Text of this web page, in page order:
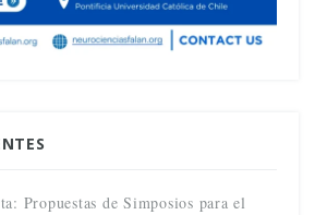
Propuestas de Simposios para el